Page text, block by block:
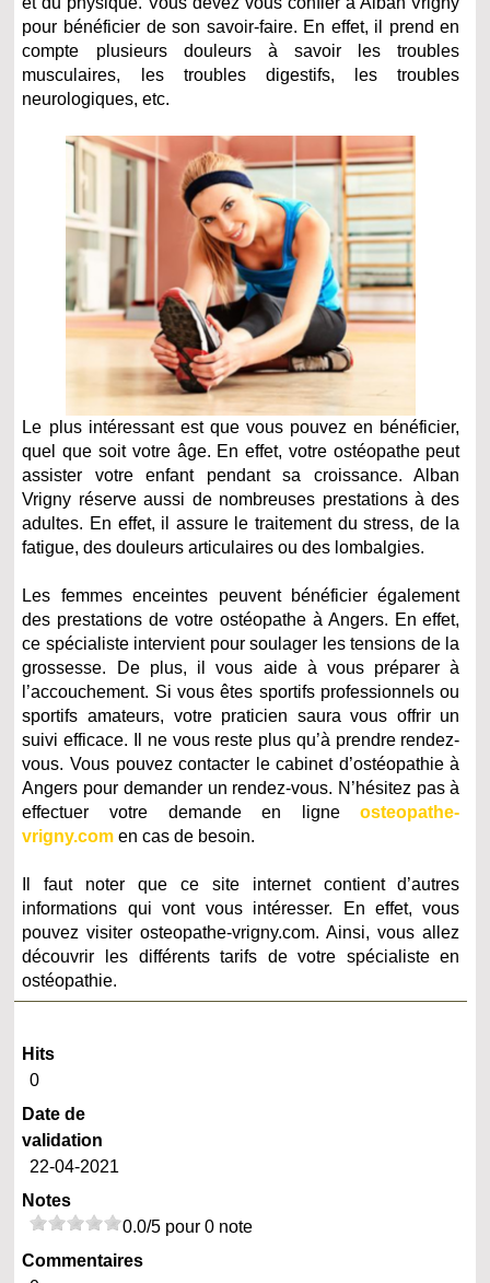
pour bénéficier de son savoir-faire. En effet, il prend en
compte plusieurs douleurs à savoir les troubles
musculaires, les troubles digestifs, les troubles
neurologiques, etc.
Le plus intéressant est que vous pouvez en bénéficier,
quel que soit votre âge. En effet, votre ostéopathe peut
assister votre enfant pendant sa croissance. Alban
Vrigny réserve aussi de nombreuses prestations à des
adultes. En effet, il assure le traitement du stress, de la
fatigue, des douleurs articulaires ou des lombalgies.
Les femmes enceintes peuvent bénéficier également
des prestations de votre ostéopathe à Angers. En effet,
ce spécialiste intervient pour soulager les tensions de la
grossesse. De plus, il vous aide à vous préparer à
l’accouchement. Si vous êtes sportifs professionnels ou
sportifs amateurs, votre praticien saura vous offrir un
suivi efficace. Il ne vous reste plus qu’à prendre rendez-
vous. Vous pouvez contacter le cabinet d’ostéopathie à
Angers pour demander un rendez-vous. N’hésitez pas à
effectuer votre demande en ligneosteopathe-
vrigny.com en cas de besoin.
Il faut noter que ce site internet contient d’autres
informations qui vont vous intéresser. En effet, vous
pouvez visiter osteopathe-vrigny.com. Ainsi, vous allez
découvrir les différents tarifs de votre spécialiste en
ostéopathie.
Hits
0
Date de
validation
22-04-2021
Notes
0.0/5 pour 0 note
Commentaires